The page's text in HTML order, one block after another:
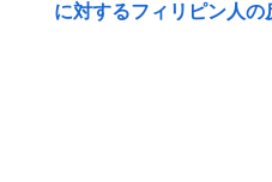
に対するフィリピン人の